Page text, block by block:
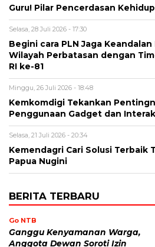
Guru! Pilar Pencerdasan
Selasa, 28 Juli 2026 - 17:30
Begini cara PLN Jaga
Wilayah Perbatasan dengan
RI ke-81
Minggu, 26 Juli 2026 - 18:48
Kemkomdigi Tekankan
Penggunaan Gadget dan
Selasa, 21 Juli 2026 - 20:34
Kemendagri Cari Solusi Terbaik
Papua Nugini
BERITA TERBARU
Go NTB
Ganggu Kenyamanan Warga,
Anggota Dewan Soroti Izin